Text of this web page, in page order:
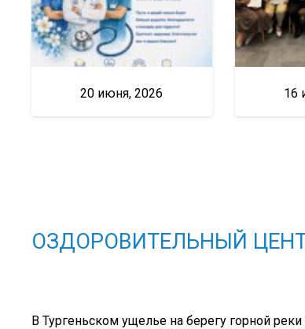
20 июня, 2026 16
ОЗДОРОВИТЕЛЬНЫЙ
В Тургеньском ущелье на берегу горной